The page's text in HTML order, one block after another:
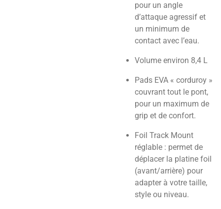
pour un angle
d’attaque agressif et
un minimum de
contact avec l’eau.
Volume environ 8,4 L
Pads EVA « corduroy »
couvrant tout le pont,
pour un maximum de
grip et de confort.
Foil Track Mount
réglable : permet de
déplacer la platine foil
(avant/arrière) pour
adapter à votre taille,
style ou niveau.